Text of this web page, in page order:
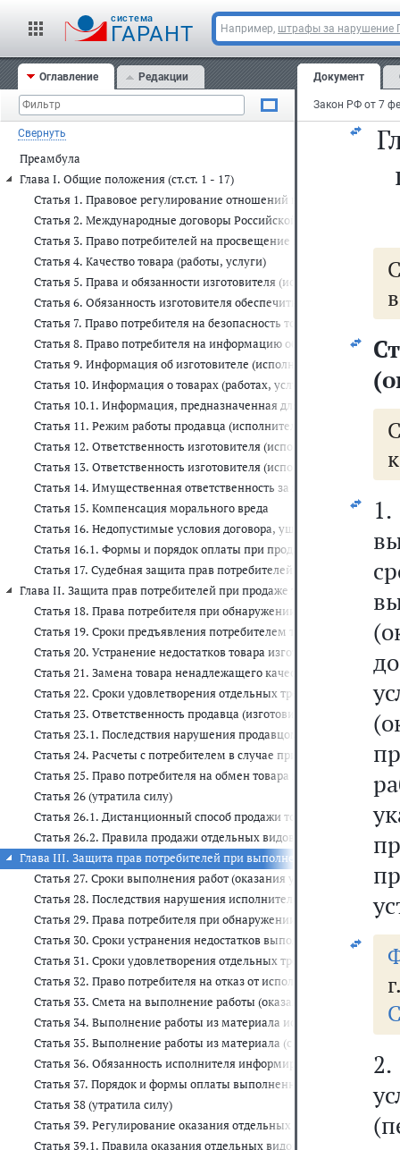
cистема
ГАРАНТ Например, штрафы за нарушение
Оглавление Редакции
Свернуть
Преамбула
Глава I. Общие положения (ст.ст. 1 - 17)
Статья 1. Правовое регулирование отношений в области защиты
Статья 2. Международные договоры Российской Федерации
Статья 3. Право потребителей на просвещение в области защиты
Статья 4. Качество товара (работы, услуги)
Статья 5. Права и обязанности изготовителя (исполнителя,
Статья 6. Обязанность изготовителя обеспечить возможность
Статья 7. Право потребителя на безопасность товара (работы,
Статья 8. Право потребителя на информацию об изготовителе
Статья 9. Информация об изготовителе (исполнителе, продавце,
Статья 10. Информация о товарах (работах, услугах)
Статья 10.1. Информация, предназначенная для публичного
Статья 11. Режим работы продавца (исполнителя)
Статья 12. Ответственность изготовителя (исполнителя,
Статья 13. Ответственность изготовителя (исполнителя,
Статья 14. Имущественная ответственность за вред,
Статья 15. Компенсация морального вреда
Статья 16. Недопустимые условия договора, ущемляющие права
Статья 16.1. Формы и порядок оплаты при продаже товаров
Статья 17. Судебная защита прав потребителей
Глава II. Защита прав потребителей при продаже товаров
Статья 18. Права потребителя при обнаружении в товаре
Статья 19. Сроки предъявления потребителем требований в
Статья 20. Устранение недостатков товара изготовителем
Статья 21. Замена товара ненадлежащего качества
Статья 22. Сроки удовлетворения отдельных требований
Статья 23. Ответственность продавца (изготовителя,
Статья 23.1. Последствия нарушения продавцом срока передачи
Статья 24. Расчеты с потребителем в случае приобретения им
Статья 25. Право потребителя на обмен товара надлежащего
Статья 26 (утратила силу)
Статья 26.1. Дистанционный способ продажи товара
Статья 26.2. Правила продажи отдельных видов товаров
Глава III. Защита прав потребителей при выполнении работ
Статья 27. Сроки выполнения работ (оказания услуг)
Статья 28. Последствия нарушения исполнителем сроков
Статья 29. Права потребителя при обнаружении недостатков
Статья 30. Сроки устранения недостатков выполненной работы
Статья 31. Сроки удовлетворения отдельных требований
Статья 32. Право потребителя на отказ от исполнения договора о
Статья 33. Смета на выполнение работы (оказание услуги)
Статья 34. Выполнение работы из материала исполнителя
Статья 35. Выполнение работы из материала (с вещью)
Статья 36. Обязанность исполнителя информировать
Статья 37. Порядок и формы оплаты выполненной работы
Статья 38 (утратила силу)
Статья 39. Регулирование оказания отдельных видов услуг
Статья 39.1. Правила оказания отдельных видов услуг,
Документ